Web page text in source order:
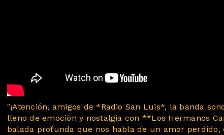
"¡Atención, amigos de *Radio San Luis*, la banda
lleno de emoción y nostalgia con **Los Hermanos
balada profunda que nos habla de un amor